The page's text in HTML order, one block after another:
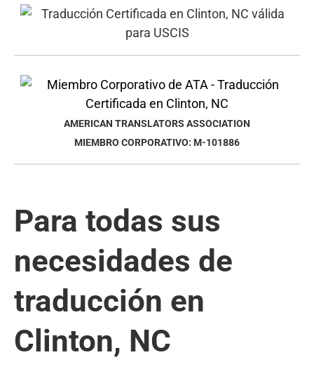
AMERICAN TRANSLATORS ASSOCIATION
MIEMBRO CORPORATIVO: M-101886
Para todas sus
necesidades de
traducción en
Clinton, NC